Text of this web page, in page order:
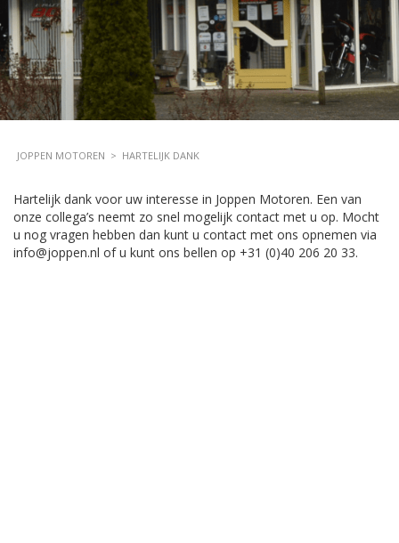
JOPPEN MOTOREN > HARTELIJK DANK
Hartelijk dank voor uw interesse in Joppen Motoren. Een van
onze collega’s neemt zo snel mogelijk contact met u op. Mocht
u nog vragen hebben dan kunt u contact met ons opnemen via
info@joppen.nl of u kunt ons bellen op +31 (0)40 206 20 33.